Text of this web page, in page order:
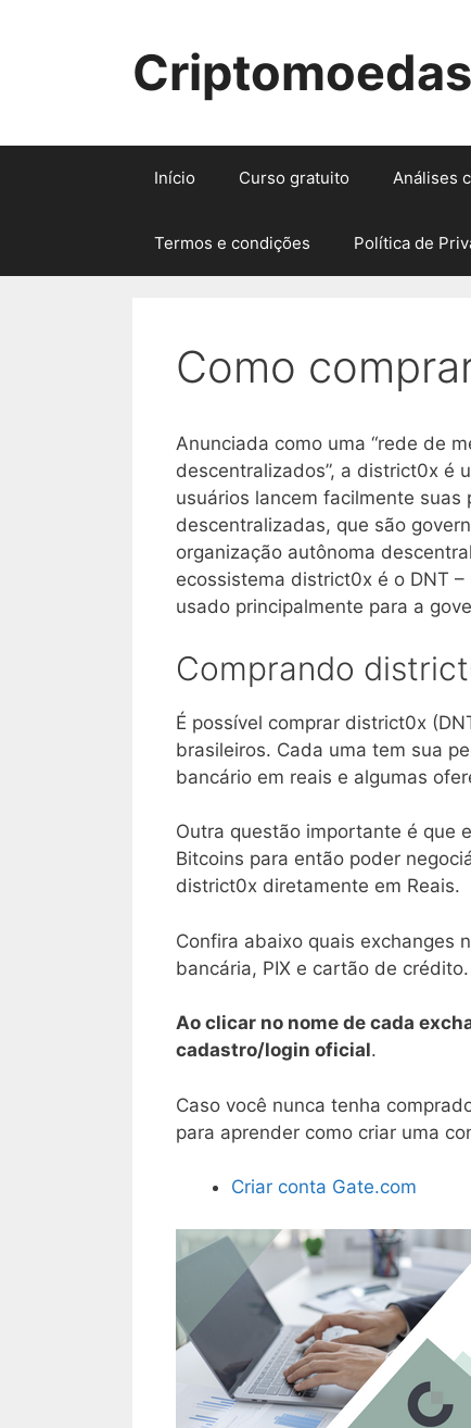
Criptomoedas
Início Curso gratuito Análises
Termos e condições Política de
Como
Anunciada como uma “rede de
descentralizados”, a district0x é
usuários lancem facilmente suas
descentralizadas, que são
organização autônoma
ecossistema district0x é o DNT
usado principalmente para a
Comprando
É possível comprar district0x
brasileiros. Cada uma tem sua
bancário em reais e algumas
Outra questão importante é que
Bitcoins para então poder
district0x diretamente em Reais.
Confira abaixo quais exchanges
bancária, PIX e cartão de crédito.
Ao clicar no nome de cada
cadastro/login oficial.
Caso você nunca tenha
para aprender como criar uma
Criar conta Gate.com